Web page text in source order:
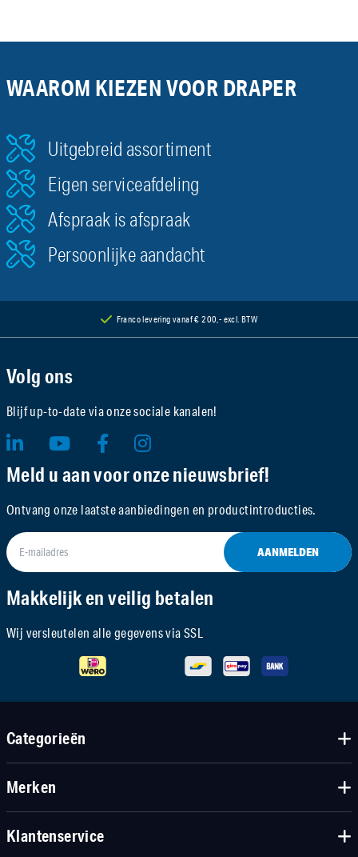
WAAROM KIEZEN VOOR DRAPER
Uitgebreid assortiment
Eigen serviceafdeling
Afspraak is afspraak
Persoonlijke aandacht
Franco levering vanaf € 200,- excl. BTW
Volg ons
Blijf up-to-date via onze sociale kanalen!
Meld u aan voor onze nieuwsbrief!
Ontvang onze laatste aanbiedingen en productintroducties.
AANMELDEN
Makkelijk en veilig betalen
Wij versleutelen alle gegevens via SSL
Categorieën
Merken
Klantenservice